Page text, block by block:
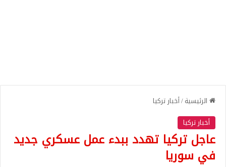
الرئيسية/أخبار تركيا
أخبار تركيا
عاجل تركيا تهدد ببدء عمل عسكري جديد
في سوريا